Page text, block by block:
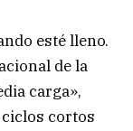
esté lleno.
de la
carga»,
cortos